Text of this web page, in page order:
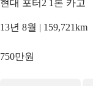
현대 포터2 1톤 카고
13년 8월 | 159,721km
750만원